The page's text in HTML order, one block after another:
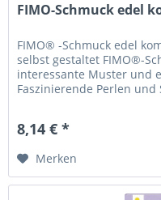
FIMO-Schmuck edel
FIMO® -Schmuck edel
selbst gestaltet FIMO®-
interessante Muster und
Faszinierende Perlen
8,14 € *
Merken